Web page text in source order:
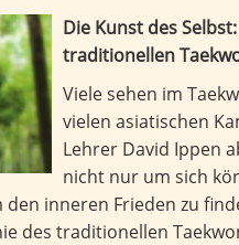
Die Kunst des
traditionellen
Viele sehen im
vielen asiatischen
Lehrer David Ippen
nicht nur um sich
inneren Frieden zu
des traditionellen